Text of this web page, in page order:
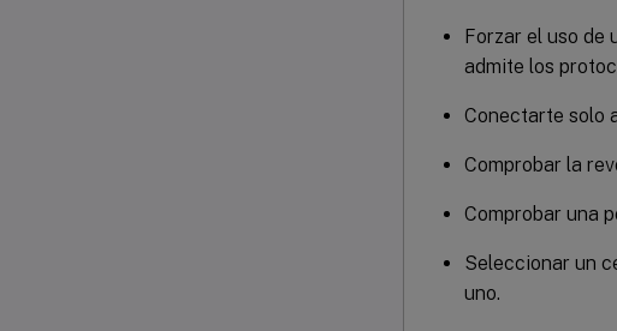
Forzar el uso de
admite los
Conectarte solo
Comprobar la
Comprobar una
Seleccionar un
uno.